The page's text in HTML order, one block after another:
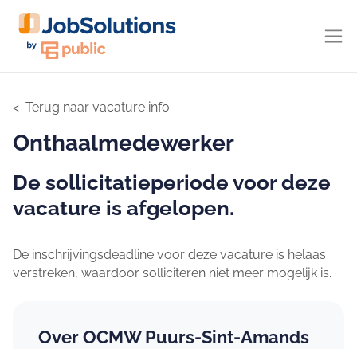
Terug naar vacature info
Onthaalmedewerker
De sollicitatieperiode voor deze
vacature is afgelopen.
De inschrijvingsdeadline voor deze vacature is helaas
verstreken, waardoor solliciteren niet meer mogelijk is.
Over OCMW Puurs-Sint-Amands